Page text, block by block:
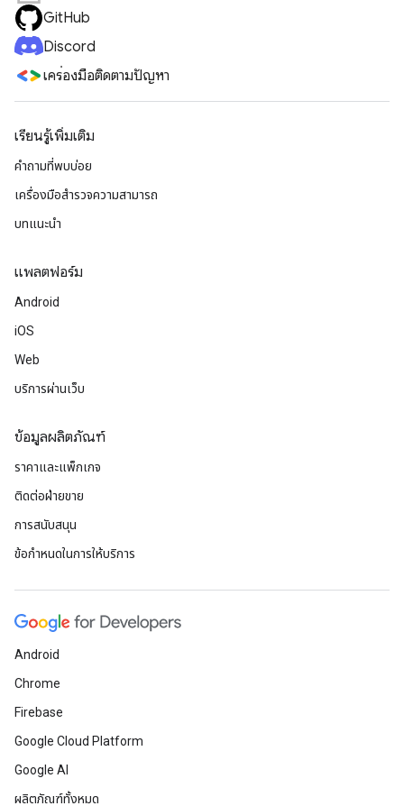
GitHub
Discord
เครื่องมือติดตามปัญหา
เรียนรู้เพิ่มเติม
คำถามที่พบบ่อย
เครื่องมือสำรวจความสามารถ
บทแนะนำ
แพลตฟอร์ม
Android
iOS
Web
บริการผ่านเว็บ
ข้อมูลผลิตภัณฑ์
ราคาและแพ็กเกจ
ติดต่อฝ่ายขาย
การสนับสนุน
ข้อกำหนดในการให้บริการ
Android
Chrome
Firebase
Google Cloud Platform
Google AI
ผลิตภัณฑ์ทั้งหมด